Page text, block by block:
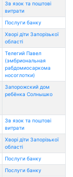
Зв язок та поштові
витрати
Послуги банку
Хворі діти Запорізької
області
Телегий Павел
(эмбриональная
рабдомиосаркома
носоглотки)
Запорожский дом
ребёнка Солнышко
Зв язок та поштові
витрати
Хворі діти Запорізької
області
Послуги банку
Послуги банку